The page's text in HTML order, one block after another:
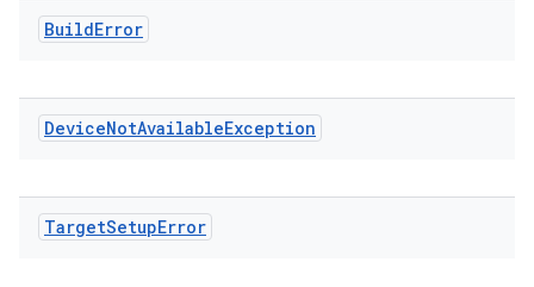
BuildError
DeviceNotAvailableException
TargetSetupError